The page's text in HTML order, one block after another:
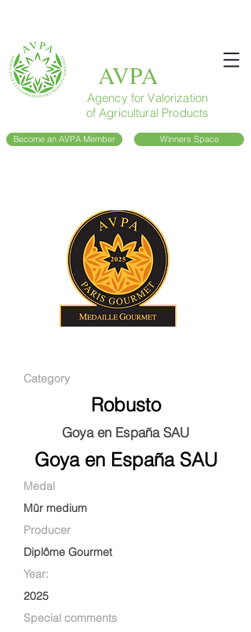
AVPA
Agency for Valorization
of Agricultural Products
Become an AVPA Member Winners Space
Category
Robusto
Goya en España SAU
Goya en España SAU
Medal
Mûr medium
Producer
Diplôme Gourmet
Year:
2025
Special comments